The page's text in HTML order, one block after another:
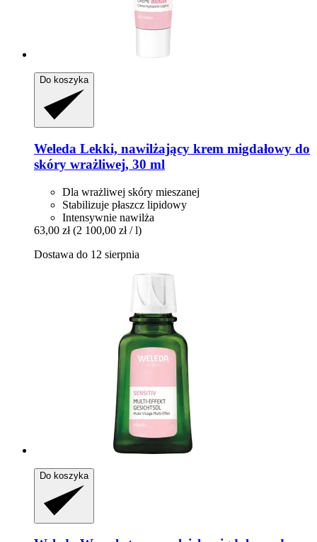
Do koszyka
Weleda Lekki, nawilżający krem migdałowy do
skóry wrażliwej, 30 ml
Dla wrażliwej skóry mieszanej
Stabilizuje płaszcz lipidowy
Intensywnie nawilża
63,00 zł (2 100,00 zł / l)
Dostawa do 12 sierpnia
Do koszyka